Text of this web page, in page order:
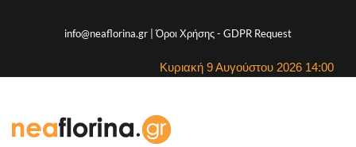
info@neaflorina.gr |Όροι Χρήσης- GDPR Request
Κυριακή 9 Αυγούστου 2026 14:00